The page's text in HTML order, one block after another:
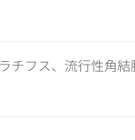
チフス、流行性角